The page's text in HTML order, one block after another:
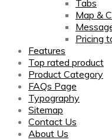
Tabs
Map &
Pricing
Features
Top rated product
Product Category
FAQs Page
Typography
Sitemap
Contact Us
About Us